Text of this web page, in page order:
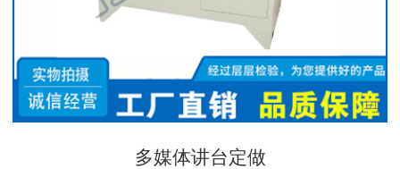
1/1
多媒体讲台定做